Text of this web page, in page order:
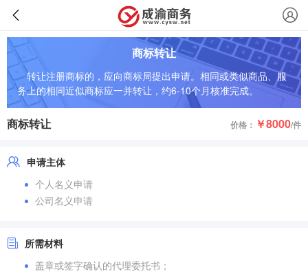
商标转让
转让注册商标的，应向商标局提出申请。相同或类似商品、服
务上的相同近似商标应一并转让，约6-10个月核准完成。
商标转让 价格： ￥8000/件
申请主体
个人名义申请
公司名义申请
所需材料
盖章或签字确认的代理委托书；